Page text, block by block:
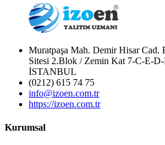
Muratpaşa Mah. Demir Hisar Cad.
Sitesi 2.Blok / Zemin Kat 7-C-E-D-
İSTANBUL
(0212) 615 74 75
info@izoen.com.tr
https://izoen.com.tr
Kurumsal